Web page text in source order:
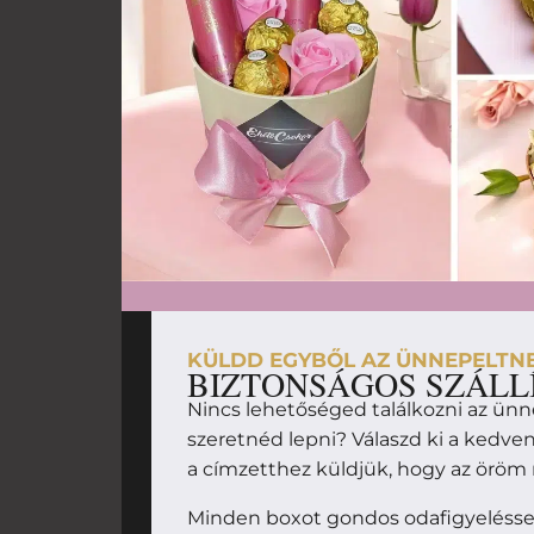
KÜLDD EGYBŐL AZ
BIZTONSÁGOS
Nincs lehetőséged találkozni az
szeretnéd lepni? Válaszd ki a
a címzetthez küldjük, hogy az
Minden boxot gondos